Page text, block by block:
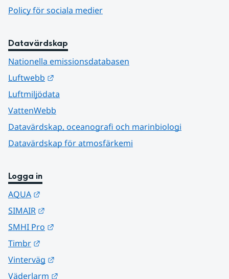
Policy för sociala medier
Datavärdskap
Nationella emissionsdatabasen
Luftwebb
Luftmiljödata
VattenWebb
Datavärdskap, oceanografi och marinbiologi
Datavärdskap för atmosfärkemi
Logga in
AQUA
SIMAIR
SMHI Pro
Timbr
Vinterväg
Väderlarm